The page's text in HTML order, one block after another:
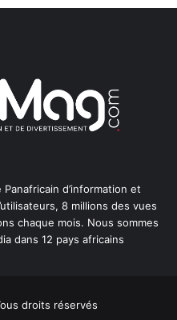
d’information et
8 millions des vues
chaque mois. Nous sommes
dans 12 pays africains
droits réservés